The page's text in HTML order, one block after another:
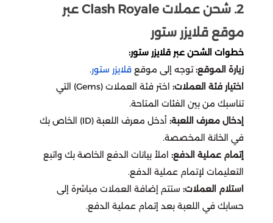
تقسيط جواكر
تقسيط ويذرنق ويفز
تقسيط ونس هيومن
تقسيط مارفل رايفلز
تقسيط لوف أند سبيس
where winds meet
لوف اند ديب سبيس
ايدنتي في
اونر اوف كينقز
دلتا فورس
مايسترو
ماكس max
سنتر بوينت
عبد الصمد القرشي
سكيتشرز
مكياجي
لايف ستايل
السيف غاليري
قصر الأواني
انوش
اني و داني
هاف مليون
بوستاني
فوكس
بيترومين
Airbnb
cleartrip
ساسكو
2. شحن عملات Clash Royale عبر
موقع قلايزر ستور
خطوات الشحن عبر قلايزر ستور:
زيارة الموقع:توجه إلى موقع قلايزر ستور.
اختيار فئة العملات:
اختر فئة العملات (Gems) التي
تناسبك من بين الفئات المتاحة.
إدخال معرف اللعبة:
أدخل معرف اللعبة (ID) الخاص بك
في الخانة المخصصة.
إتمام عملية الدفع: املأ بيانات الدفع الخاصة بك واتبع
التعليمات لإتمام عملية الدفع.
استلام العملات: ستتم إضافة العملات مباشرة إلى
حسابك في اللعبة بعد إتمام عملية الدفع.